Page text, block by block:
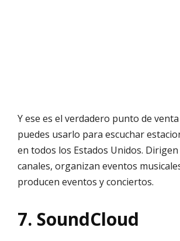
Y ese es el verdadero punto de
puedes usarlo para escuchar
en todos los Estados Unidos. Dirigen
canales, organizan eventos
producen eventos y conciertos.
7. SoundCloud